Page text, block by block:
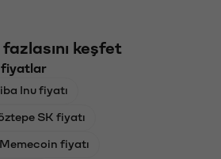
keşfet
fiyatlar
Inu fiyatı
SK fiyatı
fiyatı